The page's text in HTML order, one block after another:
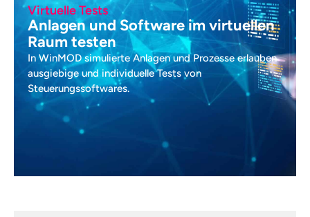
Virtuelle Tests
Anlagen und Software im virtuellen
Raum testen
In WinMOD simulierte Anlagen und Prozesse erlauben
ausgiebige und individuelle Tests von
Steuerungssoftwares.